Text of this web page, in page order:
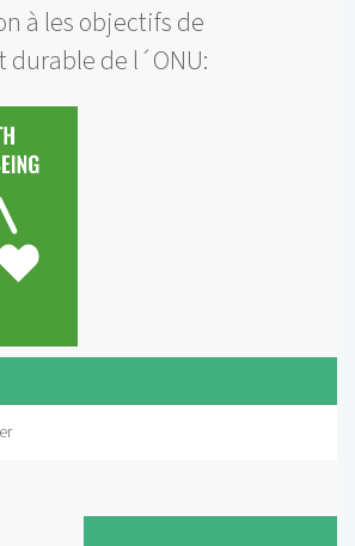
à les objectifs de
de l´ONU: